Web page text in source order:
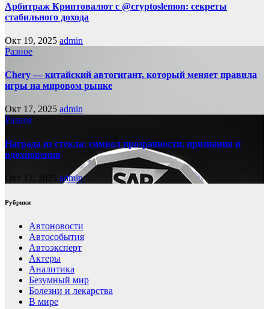
Арбитраж Криптовалют с @cryptoslemon: секреты
стабильного дохода
Окт 19, 2025 admin
Разное
Chery — китайский автогигант, который меняет правила
игры на мировом рынке
Окт 17, 2025 admin
Разное
Награда из стекла: символ прозрачности, признания и
вдохновения
Окт 17, 2025 admin
Рубрики
Автоновости
Автособытия
Автоэксперт
Актеры
Аналитика
Безумный мир
Болезни и лекарства
В мире